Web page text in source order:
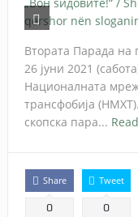
Втората Парада на
26 јуни 2021
Националната
трансфобија
скопска пара...
Share
0
Tweet
0